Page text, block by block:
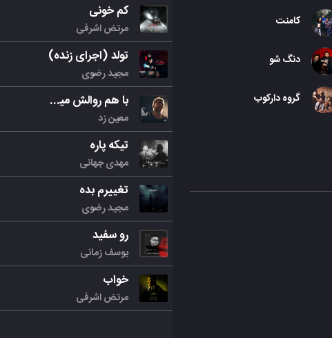
کامنت
دنگ شو
گروه دارکوب
کم خونی
مرتض اشرفی
تولد (اجرای زنده)
مجید رضوی
با هم روالش میکنیم
معین زد
تیکه پاره
مهدی جهانی
تغییرم بده
مجید رضوی
رو سفید
یوسف زمانی
خواب
مرتض اشرفی